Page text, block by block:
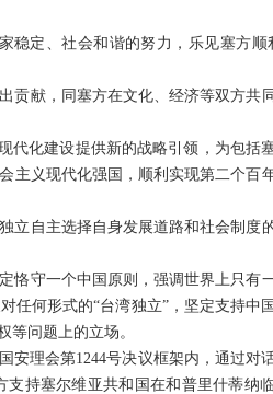
稳定、社会和谐的努力，乐见塞方顺
贡献，同塞方在文化、经济等双方共
代化建设提供新的战略引领，为包括
主义现代化强国，顺利实现第二个百
立自主选择自身发展道路和社会制度
恪守一个中国原则，强调世界上只有
何形式的“台湾独立”，坚定支持中
等问题上的立场。
安理会第1244号决议框架内，通过对
持塞尔维亚共和国在和普里什蒂纳